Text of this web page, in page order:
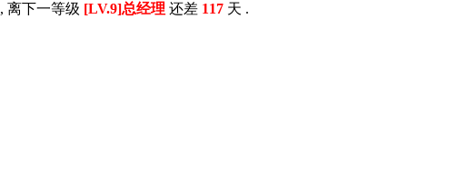
, 离下一等级 [LV.9]总经理 还差 117 天 .